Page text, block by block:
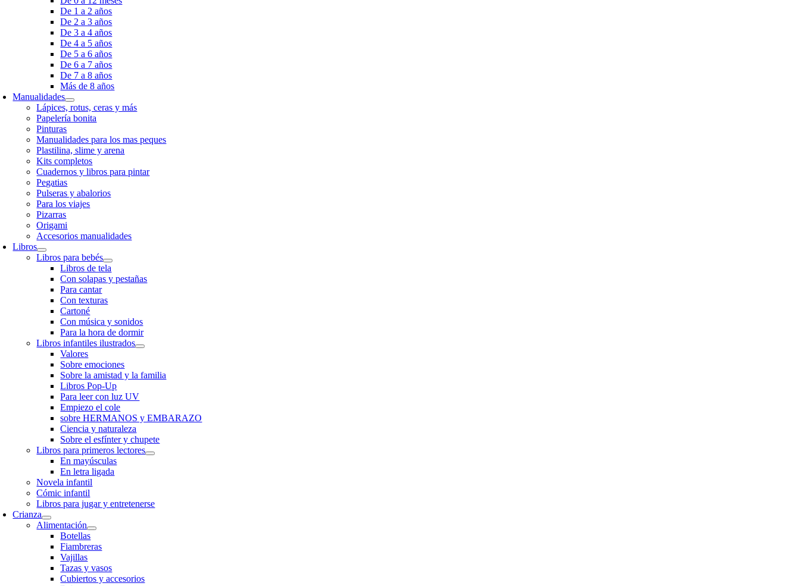
De 1 a 2 años
De 2 a 3 años
De 3 a 4 años
De 4 a 5 años
De 5 a 6 años
De 6 a 7 años
De 7 a 8 años
Más de 8 años
Manualidades
Lápices, rotus, ceras y más
Papelería bonita
Pinturas
Manualidades para los mas peques
Plastilina, slime y arena
Kits completos
Cuadernos y libros para pintar
Pegatias
Pulseras y abalorios
Para los viajes
Pizarras
Origami
Accesorios manualidades
Libros
Libros para bebés
Libros de tela
Con solapas y pestañas
Para cantar
Con texturas
Cartoné
Con música y sonidos
Para la hora de dormir
Libros infantiles ilustrados
Valores
Sobre emociones
Sobre la amistad y la familia
Libros Pop-Up
Para leer con luz UV
Empiezo el cole
sobre HERMANOS y EMBARAZO
Ciencia y naturaleza
Sobre el esfínter y chupete
Libros para primeros lectores
En mayúsculas
En letra ligada
Novela infantil
Cómic infantil
Libros para jugar y entretenerse
Crianza
Alimentación
Botellas
Fiambreras
Vajillas
Tazas y vasos
Cubiertos y accesorios